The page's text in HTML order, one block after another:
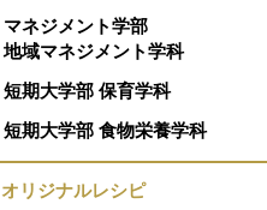
マネジメント学部
地域マネジメント学科
短期大学部 保育学科
短期大学部 食物栄養学科
オリジナルレシピ